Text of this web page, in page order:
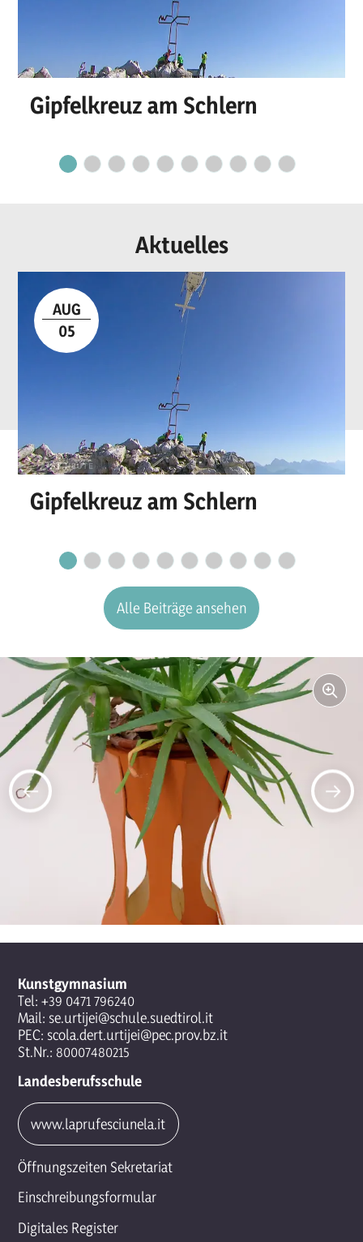
Gipfelkreuz am Schlern
Aktuelles
AUG
05
Gipfelkreuz am Schlern
Alle Beiträge ansehen
Kunstgymnasium
Tel: +39 0471 796240
Mail: se.urtijei@schule.suedtirol.it
PEC: scola.dert.urtijei@pec.prov.bz.it
St.Nr.: 80007480215
Landesberufsschule
www.laprufesciunela.it
Öffnungszeiten Sekretariat
Einschreibungsformular
Digitales Register